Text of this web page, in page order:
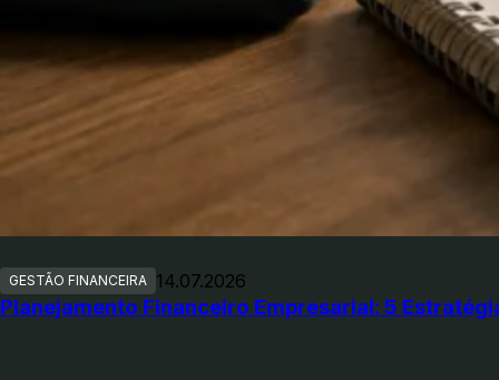
GESTÃO FINANCEIRA 14.07.2026
Planejamento Financeiro Empresarial: 5